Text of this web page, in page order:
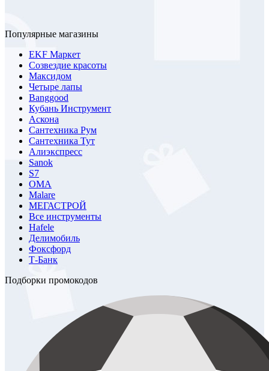
Популярные магазины
EKF Маркет
Созвездие красоты
Максидом
Четыре лапы
Banggood
Кубань Инструмент
Аскона
Сантехника Рум
Сантехника Тут
Алиэкспресс
Sanok
S7
ОМА
Malare
МЕГАСТРОЙ
Все инструменты
Hafele
Делимобиль
Фоксфорд
Т-Банк
Подборки промокодов